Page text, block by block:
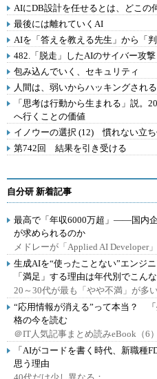
AIにDB設計を任せるとは、どこの
最後には離れていくAI
AIを「答えを教える先生」から「
482.「脱走」したAIのサイバー攻撃
包み込んでいく、セキュリティ
人間は、弱いからハッキングされ
「思考は行動から生まれる」説。
へ行くことの価値
イノウーの選択 (12) 慣れない立
第742回 結果を引き受ける
自分研 新着記事
最高で「年収6000万超」――国内
が求められるのか
メドレーが「Applied AI Developer
生成AIを“使ったことない”エンジ
「満足」する理由は年代別でこん
20～30代が最も「やや不満」が多い
“応用情報が消える”って本当？
格の今を読む
＠IT人気記事まとめ読みeBook（6
「AIがコードを書く時代、新職
思う理由